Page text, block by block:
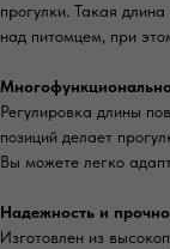
прогулки. Такая
над питомцем, при
Регулировка длины
позиций делает
Вы можете легко
Надежность и
Изготовлен из